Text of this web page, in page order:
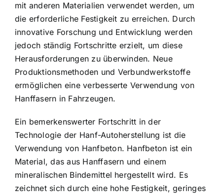
mit anderen Materialien verwendet werden, um
die erforderliche Festigkeit zu erreichen. Durch
innovative Forschung und Entwicklung werden
jedoch ständig Fortschritte erzielt, um diese
Herausforderungen zu überwinden. Neue
Produktionsmethoden und Verbundwerkstoffe
ermöglichen eine verbesserte Verwendung von
Hanffasern in Fahrzeugen.
Ein bemerkenswerter Fortschritt in der
Technologie der Hanf-Autoherstellung ist die
Verwendung von Hanfbeton. Hanfbeton ist ein
Material, das aus Hanffasern und einem
mineralischen Bindemittel hergestellt wird. Es
zeichnet sich durch eine hohe Festigkeit, geringes